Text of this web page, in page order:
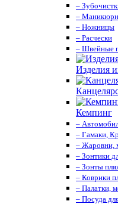
–
–
– Ножницы
– Расчески
– Швейные
Изделия
Кемпинг
–
– Гамаки,
– Жаровни,
– Зонтики
– Зонты
– Коврики
– Палатки,
– Посуда